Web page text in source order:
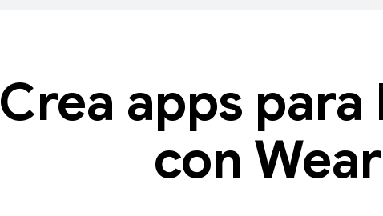
Crea apps para
con